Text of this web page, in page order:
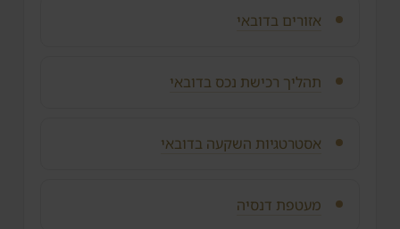
אזורים בדובאי
תהליך רכישת נכס בדובאי
אסטרטגיות השקעה בדובאי
מעטפת דנסיה